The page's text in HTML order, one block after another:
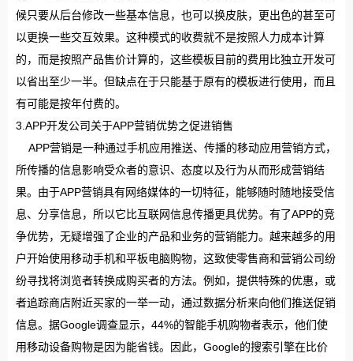
候只要从后台修改一些基本信息，也可以换皮肤，更出色的甚至可
以更换一些交互效果。这种模式的收费就不是按照人力成本计算
的，而是按照产品售价计算的，这些模板目前的费用比独立开发可
以省出至少一半。但缺点在于只能基于原有的模板进行使用，而且
有可能是按年付费的。
3.APP开发公司关于APP营销优势之促进销售
APP营销是一种通过手机应用推送、传播的移动应用营销方式，
所传播的信息影响受众者的意识、态度以及行为从而形成营销结
果。由于APP营销具有网络媒体的一切特征，能够随时随地接受信
息、分享信息，所以它比互联网信息传播更具优势。有了APP的竞
争优势，无疑增强了企业的产品和业务的营销能力。越来越多的用
户开始使用移动手机和平板电脑购物，这致使零售商和营销公司纷
纷寻找将浏览者转换成购买者的方法。例如，提供特殊的优惠，或
者追踪商店附近买家的一举一动，通过数据分析来向他们推送促销
信息。据Google调查显示，44%的智能手机购物者表示，他们使
用移动设备购物是因为能省钱。因此，Google的搜索引擎在比价